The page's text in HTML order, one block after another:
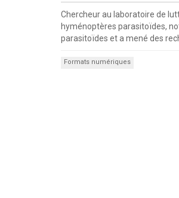
Chercheur au laboratoire de
hyménoptères parasitoïdes,
parasitoïdes et a mené des
Formats numériques